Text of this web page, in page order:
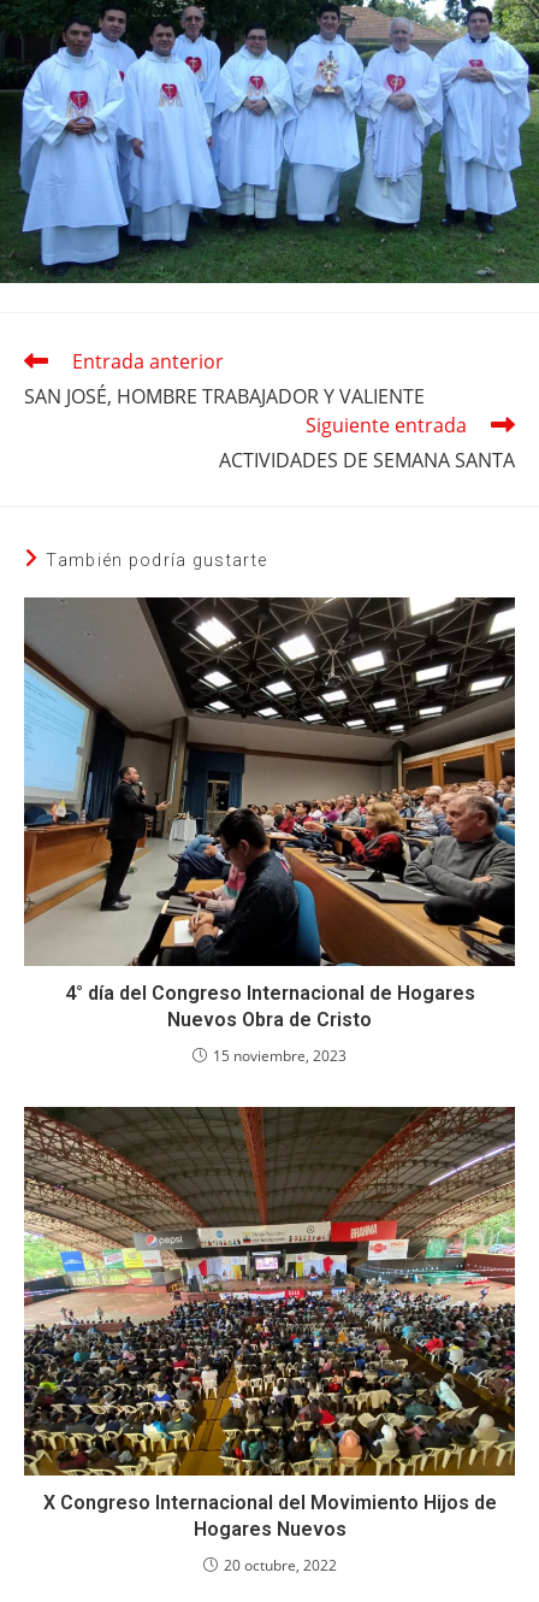
Leer
artículos
Entrada anterior
SAN JOSÉ, HOMBRE TRABAJADOR Y VALIENTE
Siguiente entrada
ACTIVIDADES DE SEMANA SANTA
También podría gustarte
4° día del Congreso Internacional de Hogares
Nuevos Obra de Cristo
15 noviembre, 2023
X Congreso Internacional del Movimiento Hijos de
Hogares Nuevos
20 octubre, 2022